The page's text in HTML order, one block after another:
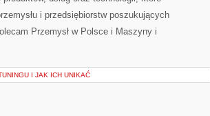
i przedsiębiorstw poszukujących
Przemysł w Polsce i Maszyny i
I JAK ICH UNIKAĆ